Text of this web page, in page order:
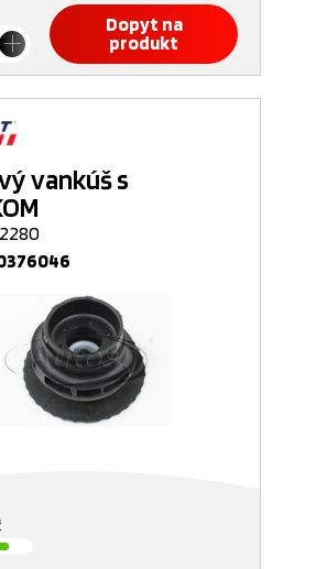
Dopyt na
produkt
vankúš s